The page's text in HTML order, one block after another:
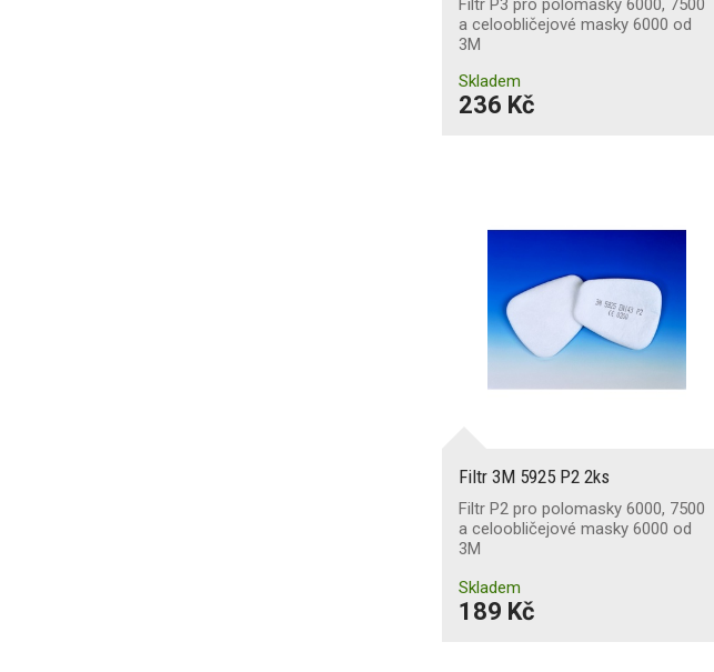
Filtr P3 pro polomasky 6000, 7500
a celoobličejové masky 6000 od
3M
Skladem
236 Kč
Filtr 3M 5925 P2 2ks
Filtr P2 pro polomasky 6000, 7500
a celoobličejové masky 6000 od
3M
Skladem
189 Kč